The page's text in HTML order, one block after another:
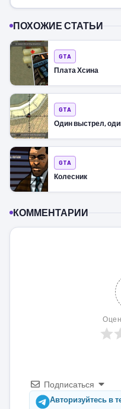
ПОХОЖИЕ СТАТЬИ
GTA
Плата Хсина
GTA
Один выстрел,
GTA
Колесник
КОММЕНТАРИИ
Подписаться
Авторизуйтесь в